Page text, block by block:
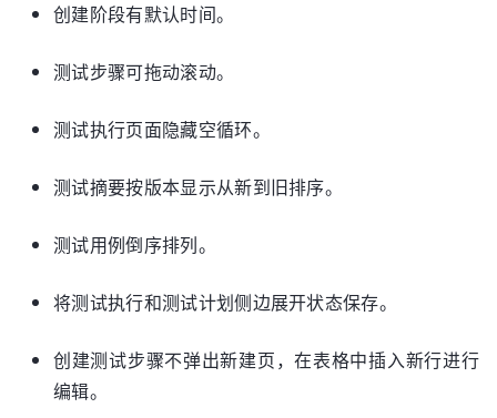
创建阶段有默认时间。
测试步骤可拖动滚动。
测试执行页面隐藏空循环。
测试摘要按版本显示从新到旧排序。
测试用例倒序排列。
将测试执行和测试计划侧边展开状态保存。
创建测试步骤不弹出新建页，在表格中插入新行进行
编辑。